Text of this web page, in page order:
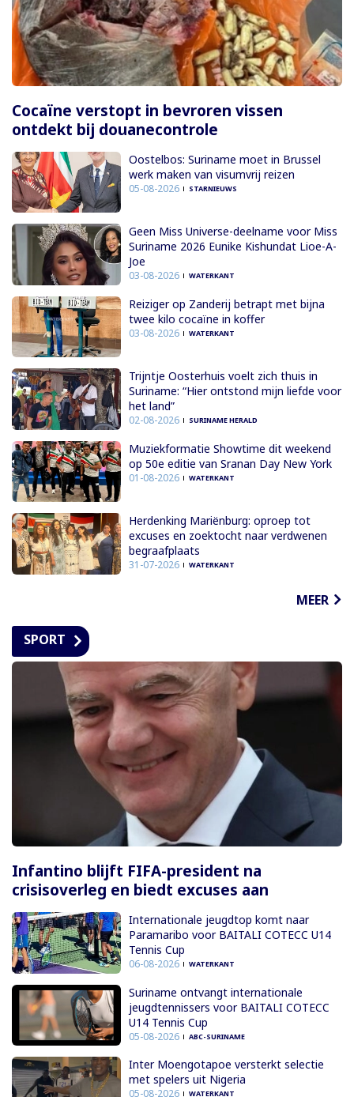
Cocaïne verstopt in bevroren vissen
ontdekt bij douanecontrole
Oostelbos: Suriname moet in Brussel
werk maken van visumvrij reizen
05-08-2026 STARNIEUWS
Geen Miss Universe-deelname voor Miss
Suriname 2026 Eunike Kishundat Lioe-A-
Joe
03-08-2026 WATERKANT
Reiziger op Zanderij betrapt met bijna
twee kilo cocaïne in koffer
03-08-2026 WATERKANT
Trijntje Oosterhuis voelt zich thuis in
Suriname: “Hier ontstond mijn liefde voor
het land”
02-08-2026 SURINAME HERALD
Muziekformatie Showtime dit weekend
op 50e editie van Sranan Day New York
01-08-2026 WATERKANT
Herdenking Mariënburg: oproep tot
excuses en zoektocht naar verdwenen
begraafplaats
31-07-2026 WATERKANT
MEER
SPORT
Infantino blijft FIFA-president na
crisisoverleg en biedt excuses aan
Internationale jeugdtop komt naar
Paramaribo voor BAITALI COTECC U14
Tennis Cup
06-08-2026 WATERKANT
Suriname ontvangt internationale
jeugdtennissers voor BAITALI COTECC
U14 Tennis Cup
05-08-2026 ABC-SURINAME
Inter Moengotapoe versterkt selectie
met spelers uit Nigeria
05-08-2026 WATERKANT